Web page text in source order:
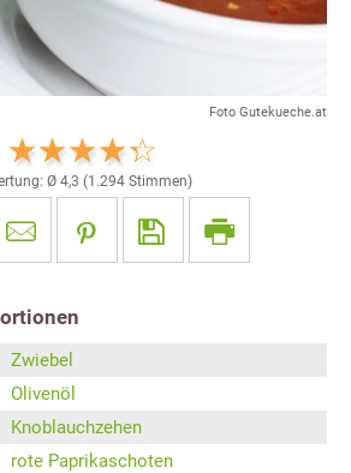
Foto Gutekueche.at
Ø 4,3 (1.294 Stimmen)
Zwiebel
Olivenöl
Knoblauchzehen
rote Paprikaschoten